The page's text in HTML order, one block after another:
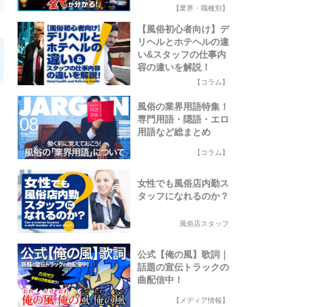
【業界・職種別】
【風俗初心者向け】デ
リヘルとホテヘルの違
い&スタッフの仕事内
容の違いを解説！
【コラム】
風俗の業界用語特集！
専門用語・隠語・エロ
用語など総まとめ
【コラム】
女性でも風俗店内勤ス
タッフになれるのか？
風俗店スタッフ
公式【俺の風】歌詞｜
話題の宣伝トラックの
曲配信中！
【メディア情報】